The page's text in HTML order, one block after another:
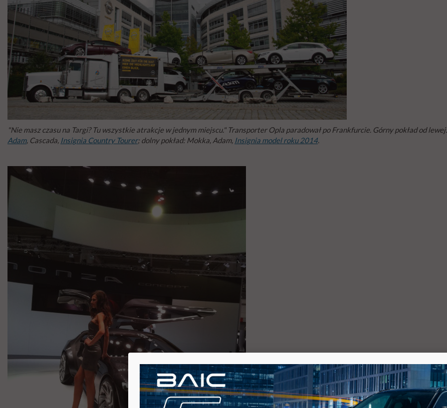
"Nie masz czasu na Targi? Tu wszystkie atrakcje w jednym miejscu." Transporter Opla paradował po Frankfurcie. Górny pokład od
Adam, Cascada, Insignia Country Tourer; dolny pokład: Mokka, Adam, Insignia model roku 2014.